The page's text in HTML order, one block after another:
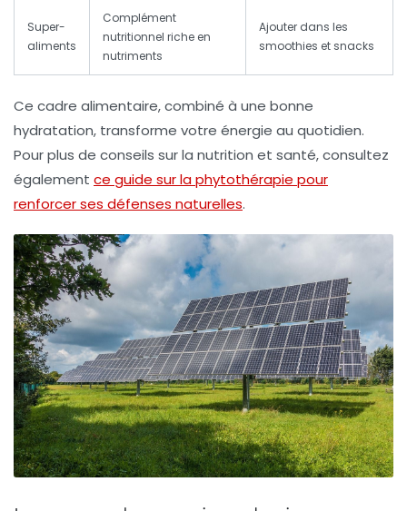
Super-
aliments
Complément
nutritionnel riche en
nutriments
Ajouter dans les
smoothies et snacks
Ce cadre alimentaire, combiné à une bonne
hydratation, transforme votre énergie au quotidien.
Pour plus de conseils sur la nutrition et santé, consultez
également ce guide sur la phytothérapie pour
renforcer ses défenses naturelles.